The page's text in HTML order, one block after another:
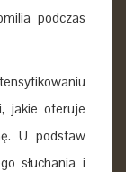
podczas
jakie oferuje
U podstaw
słuchania i